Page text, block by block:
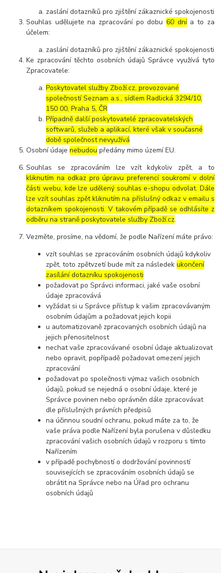
zaslání dotazníků pro zjištění zákaznické spokojenosti
Souhlas udělujete na zpracování po dobu60 dnía to za
účelem:
zaslání dotazníků pro zjištění zákaznické spokojenosti
Ke zpracování těchto osobních údajů Správce využívá tyto
Zpracovatele:
Poskytovatel služby Zboží.cz, provozované
společností Seznam a.s., sídlem Radlická 3294/10,
150 00, Praha 5, ČR
Případně další poskytovatelé zpracovatelských
softwarů, služeb a aplikací, které však v současné
době společnost nevyužívá
Osobní údajenebudou předány mimo území EU.
Souhlas se zpracováním lze vzít kdykoliv zpět, a to
kliknutím na odkaz pro úpravu preferencí soukromí v dolní
části webu, kde lze udělený souhlas e-shopu odvolat. Dále
lze vzít souhlas zpět kliknutím na příslušný odkaz v emailu s
dotazníkem spokojenosti. V takovém případě se odhlásíte z
odběru na straně poskytovatele služby Zboží.cz.
Vezměte, prosíme, na vědomí, že podle Nařízení máte právo:
vzít souhlas se zpracováním osobních údajů kdykoliv
zpět, toto zpětvzetí bude mít za následekukončení
zasílání dotazníku spokojenosti
požadovat po Správci informaci, jaké vaše osobní
údaje zpracovává
vyžádat si u Správce přístup k vašim zpracovávaným
osobním údajům a požadovat jejich kopii
u automatizovaně zpracovaných osobních údajů na
jejich přenositelnost
nechat vaše zpracovávané osobní údaje aktualizovat
nebo opravit, popřípadě požadovat omezení jejich
zpracování
požadovat po společnosti výmaz vašich osobních
údajů, pokud se nejedná o osobní údaje, které je
Správce povinen nebo oprávněn dále zpracovávat
dle příslušných právních předpisů
na účinnou soudní ochranu, pokud máte za to, že
vaše práva podle Nařízení byla porušena v důsledku
zpracování vašich osobních údajů v rozporu s tímto
Nařízením
v případě pochybností o dodržování povinností
souvisejících se zpracováním osobních údajů se
obrátit na Správce nebo na Úřad pro ochranu
osobních údajů